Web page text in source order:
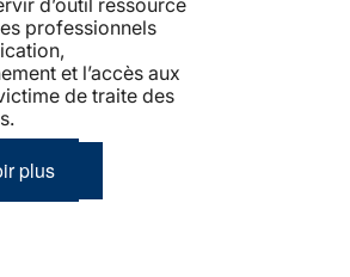
d’outil ressource
professionnels
et l’accès aux
de traite des
plus